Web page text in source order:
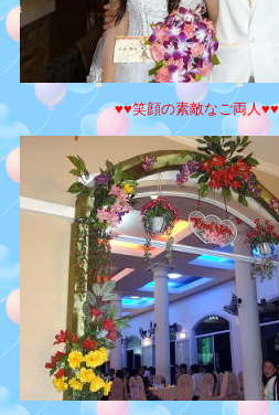
♥♥笑顔の素敵なご両人♥♥